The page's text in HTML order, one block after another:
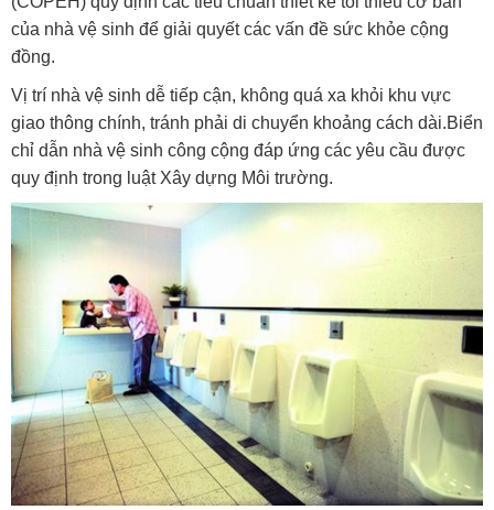
của nhà vệ sinh để giải quyết các vấn đề sức khỏe cộng
đồng.
Vị trí nhà vệ sinh dễ tiếp cận, không quá xa khỏi khu vực
giao thông chính, tránh phải di chuyển khoảng cách dài.Biển
chỉ dẫn nhà vệ sinh công cộng đáp ứng các yêu cầu được
quy định trong luật Xây dựng Môi trường.